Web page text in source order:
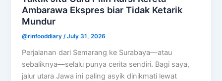
Ambarawa Ekspres biar Tidak Ketarik
Mundur
@rinfooddiary/July 31, 2026
Perjalanan dari Semarang ke Surabaya—atau
sebaliknya—selalu punya cerita sendiri. Bagi saya,
jalur utara Jawa ini paling asyik dinikmati lewat